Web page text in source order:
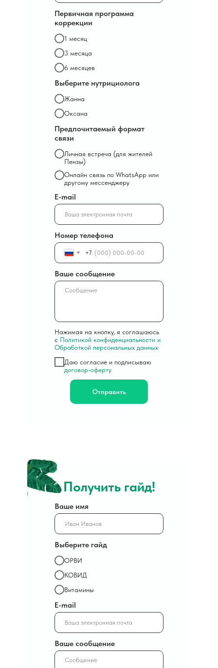
Первичная программа
коррекции
1 месяц
3 месяца
6 месяцев
Выберите нутрициолога
Жанна
Оксана
Предпочитаемый формат
связи
Личная встреча (для жителей
Пензы)
Онлайн связь по WhatsApp или
другому мессенджеру
E-mail
Номер телефона
+7
Ваше сообщение
Нажимая на кнопку, я соглашаюсь
с Политикой конфиденциальности и
Обработкой персональных данных
Даю согласие и подписываю
договор-оферту
Отправить
Получить гайд!
Ваше имя
Выберите гайд
ОРВИ
КОВИД
Витамины
E-mail
Ваше сообщение